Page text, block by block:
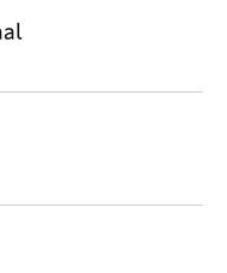
ォマティブデータポリシー
利用規約